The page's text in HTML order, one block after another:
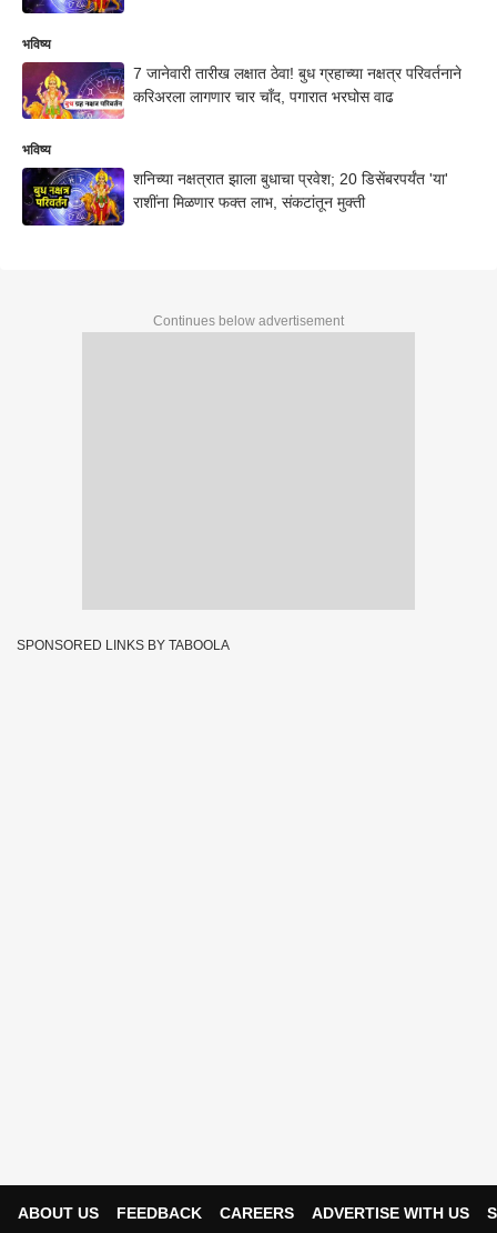
भविष्य
7 जानेवारी तारीख लक्षात ठेवा! बुध ग्रहाच्या नक्षत्र परिवर्तनाने
करिअरला लागणार चार चॉंद, पगारात भरघोस वाढ
भविष्य
शनिच्या नक्षत्रात झाला बुधाचा प्रवेश; 20 डिसेंबरपर्यंत 'या'
राशींना मिळणार फक्त लाभ, संकटांतून मुक्ती
Continues below advertisement
SPONSORED LINKS BY TABOOLA
ABOUT US FEEDBACK CAREERS ADVERTISE WITH US